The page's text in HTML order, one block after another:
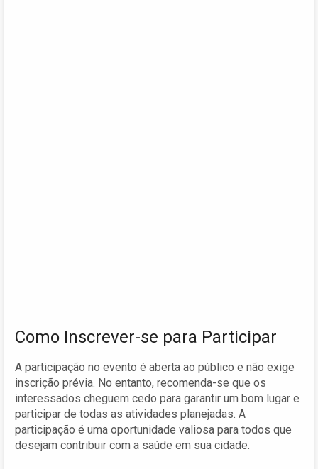
Como Inscrever-se para Participar
A participação no evento é aberta ao público e não exige
inscrição prévia. No entanto, recomenda-se que os
interessados cheguem cedo para garantir um bom lugar e
participar de todas as atividades planejadas. A
participação é uma oportunidade valiosa para todos que
desejam contribuir com a saúde em sua cidade.